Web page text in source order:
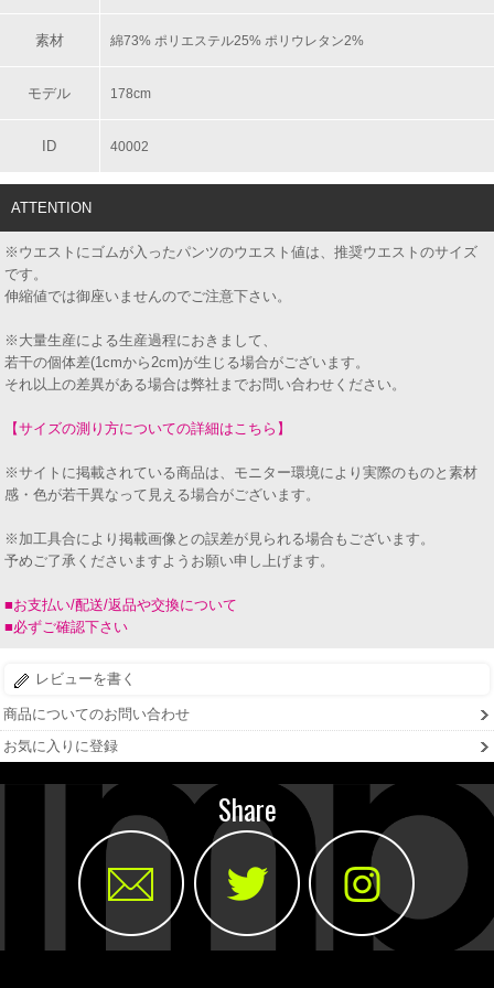
素材 綿73% ポリエステル25% ポリウレタン2%
モデル 178cm
ID 40002
ATTENTION
※ウエストにゴムが入ったパンツのウエスト値は、推奨ウエストのサイズ
です。
伸縮値では御座いませんのでご注意下さい。
※大量生産による生産過程におきまして、
若干の個体差(1cmから2cm)が生じる場合がございます。
それ以上の差異がある場合は弊社までお問い合わせください。
【サイズの測り方についての詳細はこちら】
※サイトに掲載されている商品は、モニター環境により実際のものと素材
感・色が若干異なって見える場合がございます。
※加工具合により掲載画像との誤差が見られる場合もございます。
予めご了承くださいますようお願い申し上げます。
■お支払い/配送/返品や交換について
■必ずご確認下さい
レビューを書く
商品についてのお問い合わせ
お気に入りに登録
Share